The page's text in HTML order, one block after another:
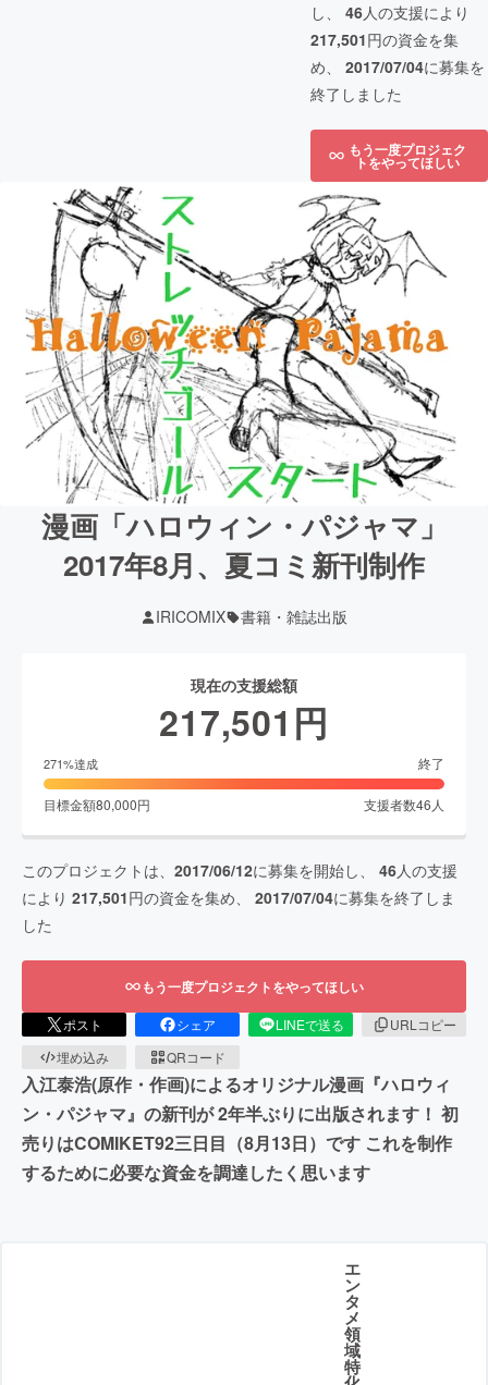
し、 46人の支援により
217,501円の資金を集
め、 2017/07/04に募集を
終了しました
もう一度プロジェク
トをやってほしい
漫画「ハロウィン・パジャマ」
2017年8月、夏コミ新刊制作
IRICOMIX 書籍・雑誌出版
現在の支援総額
217,501 円
271%達成 終了
目標金額80,000円 支援者数46 人
このプロジェクトは、 2017/06/12に募集を開始し、 46人の支援
により 217,501円の資金を集め、 2017/07/04に募集を終了しま
した
もう一度プロジェクトをやってほしい
ポスト シェア LINEで送る
URLコピー
埋め込み
QRコード
入江泰浩(原作・作画)によるオリジナル漫画『ハロウィ
ン・パジャマ』の新刊が 2年半ぶりに出版されます！ 初
売りはCOMIKET92三日目（8月13日）です これを制作
するために必要な資金を調達したく思います
エ
ン
タ
メ
領
域
特